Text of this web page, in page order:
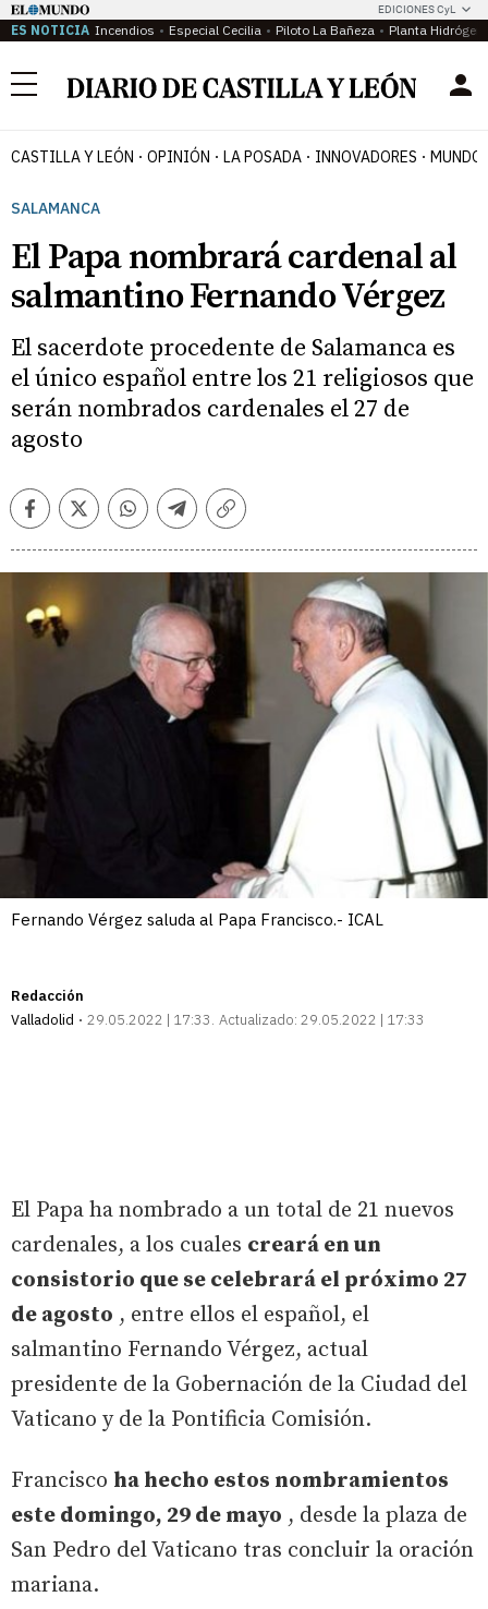
EDICIONES CyL
ES NOTICIA Incendios Especial Cecilia Piloto La Bañeza Planta
Menú
CASTILLA Y LEÓN OPINIÓN LA POSADA INNOVADORES MUNDO
SALAMANCA
El Papa nombrará cardenal al
salmantino Fernando Vérgez
El sacerdote procedente de Salamanca es
el único español entre los 21 religiosos que
serán nombrados cardenales el 27 de
agosto
FacebookTwitterWhatsappTelegramCopiar
Fernando Vérgez saluda al Papa Francisco.- ICAL
Redacción
Valladolid
29.05.2022 | 17:33 Actualizado: 29.05.2022 | 17:33
El Papa ha nombrado a un total de 21 nuevos
cardenales, a los cuales creará en un
consistorio que se celebrará el próximo 27
de agosto , entre ellos el español, el
salmantino Fernando Vérgez, actual
presidente de la Gobernación de la Ciudad del
Vaticano y de la Pontificia Comisión.
Francisco ha hecho estos nombramientos
este domingo, 29 de mayo , desde la plaza de
San Pedro del Vaticano tras concluir la oración
mariana.